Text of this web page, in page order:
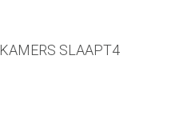
SLAAPT4